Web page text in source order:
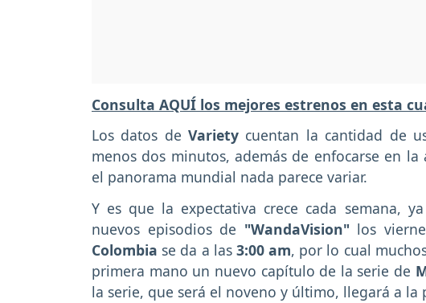
Consulta AQUÍ los mejores estrenos en esta
Los datos deVariety cuentan la cantidad de
menos dos minutos, además de enfocarse en
el panorama mundial nada parece variar.
Y es que la expectativa crece cada semana,
nuevos episodios de "WandaVision" los
Colombia se da a las 3:00 am, por lo cual
primera mano un nuevo capítulo de la serie de
la serie, que será el noveno y último, llegará a